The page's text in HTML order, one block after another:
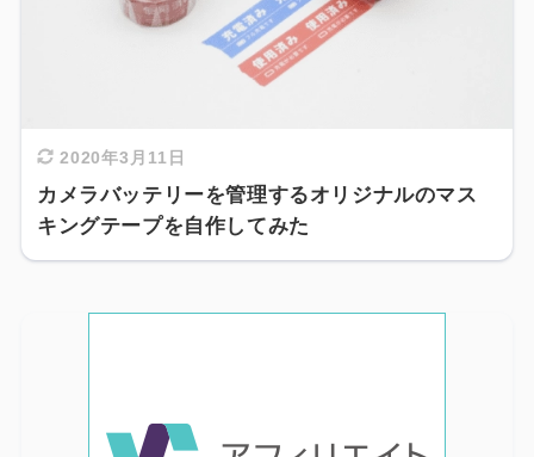
2020年3月11日
カメラバッテリーを管理するオリジナルのマス
キングテープを自作してみた